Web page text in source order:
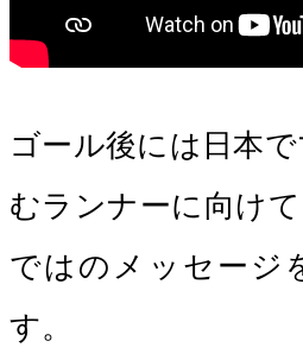
ゴール後には日本
むランナーに向け
ではのメッセージ
す。